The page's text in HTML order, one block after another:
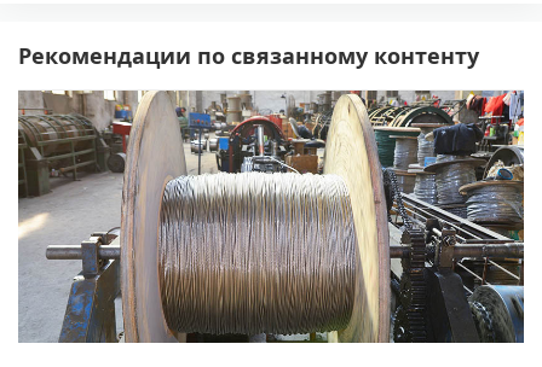
Рекомендации по связанному контенту